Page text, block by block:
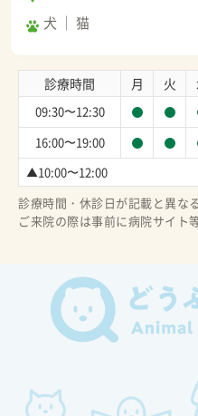
犬 猫
診療時間 月 火
09:30〜12:30
16:00〜19:00
▲10:00〜12:00
診療時間・休診日が記載と異な
ご来院の際は事前に病院サイト